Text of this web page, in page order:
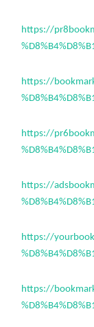
https://
https://
https://
https://
https://
https://